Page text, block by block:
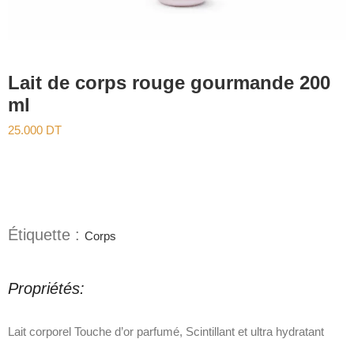
Lait de corps rouge gourmande 200
ml
25.000 DT
Étiquette : Corps
Propriétés:
Lait corporel Touche d’or parfumé, Scintillant et ultra hydratant